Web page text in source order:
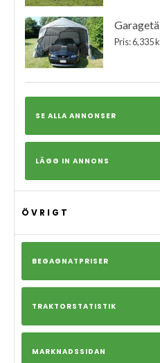
Pris: 6,335
SE ALLA ANNONSER
LÄGG IN ANNONS
ÖVRIGT
BEGAGNATPRISER
TRAKTORSTATISTIK
MARKNADSSIDAN